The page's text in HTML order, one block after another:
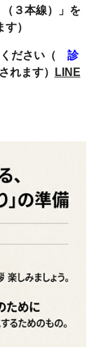
３本線）」を
）
ください（ 診
れます）
LINE